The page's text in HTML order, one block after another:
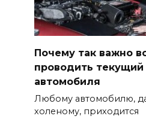
Почему так важно
проводить
автомобиля
Любому автомобилю,
холеному, приходится